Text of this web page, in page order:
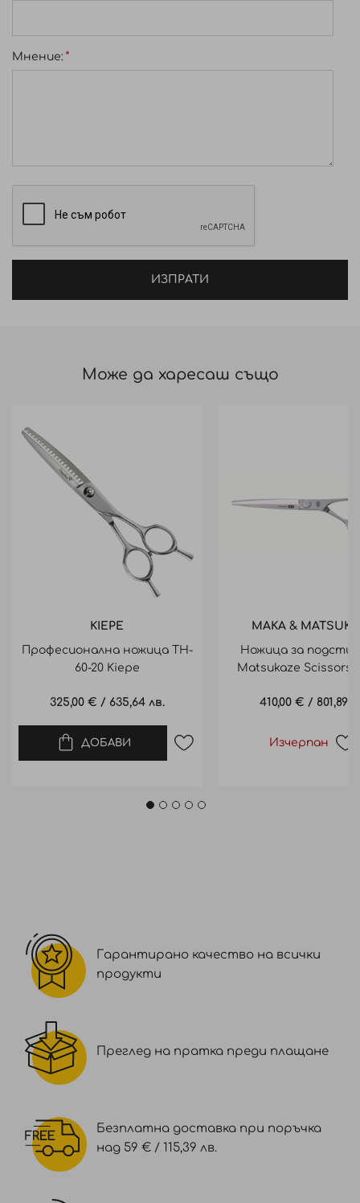
Мнение:
ИЗПРАТИ
Може да харесаш също
KIEPE
Професионална ножица TH-
60-20 Kiepe
325,00 € / 635,64 лв.
ДОБАВИ
MAKA &
Ножица за
Matsukaze Scissors
410,00 € / 801,89
Изчерпан
Гарантирано качество на всички
продукти
Преглед на пратка преди плащане
Безплатна доставка при поръчка
над 59 € / 115,39 лв.